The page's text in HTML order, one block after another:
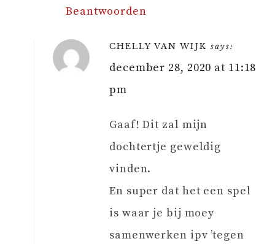
Beantwoorden
CHELLY VAN WIJK says:
december 28, 2020 at 11:18
pm
Gaaf! Dit zal mijn
dochtertje geweldig
vinden.
En super dat het een spel
is waar je bij moey
samenwerken ipv ’tegen